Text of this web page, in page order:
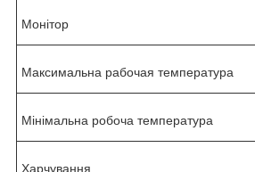
Монітор
Максимальна рабочая температура
Мінімальна робоча температура
Харчування